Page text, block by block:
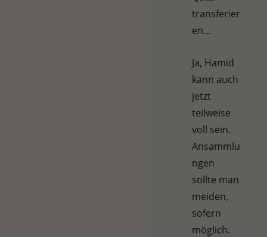
transferier
en…
Ja, Hamid
kann auch
jetzt
teilweise
voll sein.
Ansammlu
ngen
sollte man
meiden,
sofern
möglich.